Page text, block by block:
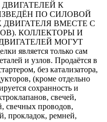
К
ПО СИЛОВОЙ
ДВИГАТЕЛЯ ВМЕСТЕ С
КОЛЛЕКТОРЫ И
МОГУТ
является только сам
и узлов. Продаётся в
без катализатора,
(кроме отдельно
сохранность и
свечей,
свечных проводов,
прокладок, ремней,